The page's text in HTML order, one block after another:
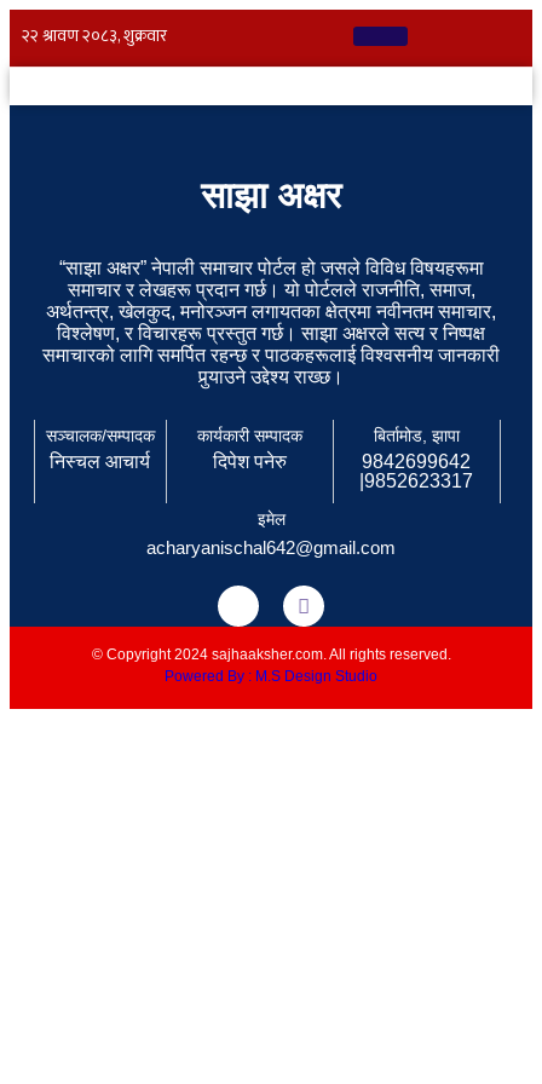
साझा अक्षर
“साझा अक्षर” नेपाली समाचार पोर्टल हो जसले विविध विषयहरूमा
समाचार र लेखहरू प्रदान गर्छ। यो पोर्टलले राजनीति, समाज,
अर्थतन्त्र, खेलकुद, मनोरञ्जन लगायतका क्षेत्रमा नवीनतम समाचार,
विश्लेषण, र विचारहरू प्रस्तुत गर्छ। साझा अक्षरले सत्य र निष्पक्ष
समाचारको लागि समर्पित रहन्छ र पाठकहरूलाई विश्वसनीय जानकारी
पुर्‍याउने उद्देश्य राख्छ।
सञ्चालक/सम्पादक
निस्चल आचार्य
कार्यकारी सम्पादक
दिपेश पनेरु
बिर्तामोड, झापा
9842699642
|9852623317
इमेल
acharyanischal642@gmail.com
© Copyright 2024 sajhaaksher.com. All rights reserved.
Powered By : M.S Design Studio